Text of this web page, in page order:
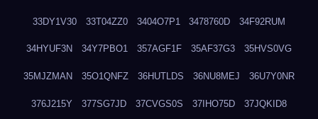
33DY1V30 33T04ZZ0 3404O7P1 3478760D 34F92RUM
34HYUF3N 34Y7PBO1 357AGF1F 35AF37G3 35HVS0VG
35MJZMAN 35O1QNFZ 36HUTLDS 36NU8MEJ 36U7Y0NR
376J215Y 377SG7JD 37CVGS0S 37IHO75D 37JQKID8